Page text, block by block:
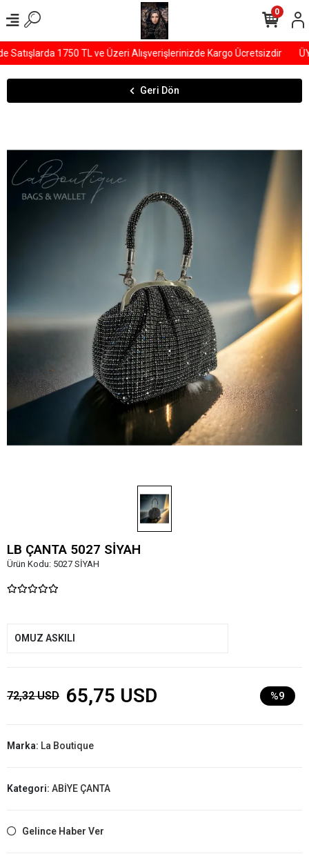
1750 TL ve Üzeri Alışverişlerinizde Kargo Ücretsizdir
0
Geri Dön
LB ÇANTA 5027 SİYAH
Ürün Kodu: 5027 SİYAH
OMUZ ASKILI
72,32 USD 65,75 USD %9
Marka: La Boutique
Kategori: ABİYE ÇANTA
Gelince Haber Ver